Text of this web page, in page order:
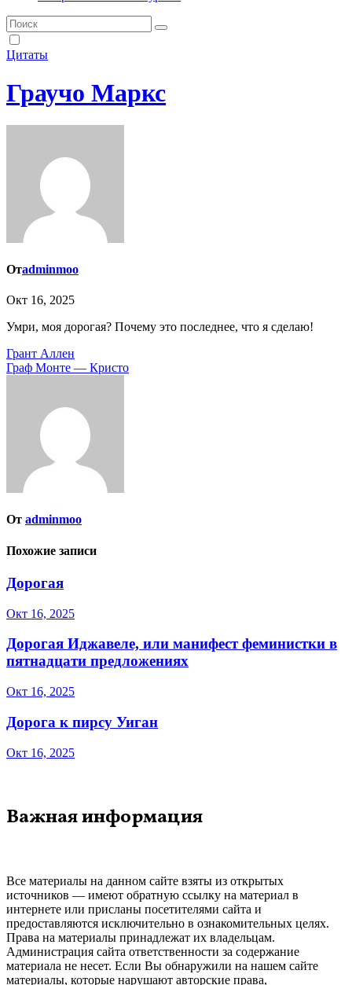
Цитаты
Граучо Маркс
Отadminmoo
Окт 16, 2025
Умри, моя дорогая? Почему это последнее, что я сделаю!
Навигация
по
Грант Аллен
Граф Монте — Кристо
От adminmoo
Похожие записи
Дорогая
Окт 16, 2025
Дорогая Иджавеле, или манифест феминистки в
пятнадцати предложениях
Окт 16, 2025
Дорога к пирсу Уиган
Окт 16, 2025
Важная информация
Все материалы на данном сайте взяты из открытых
источников — имеют обратную ссылку на материал в
интернете или присланы посетителями сайта и
предоставляются исключительно в ознакомительных целях.
Права на материалы принадлежат их владельцам.
Администрация сайта ответственности за содержание
материала не несет. Если Вы обнаружили на нашем сайте
материалы, которые нарушают авторские права,